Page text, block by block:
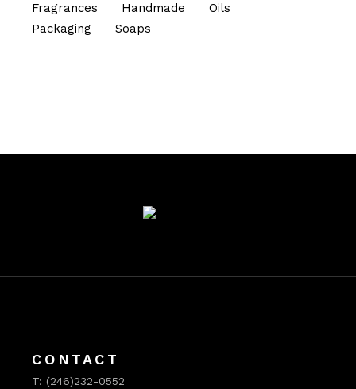
Fragrances
Handmade
Oils
Packaging
Soaps
CONTACT
T: (246)232-0552